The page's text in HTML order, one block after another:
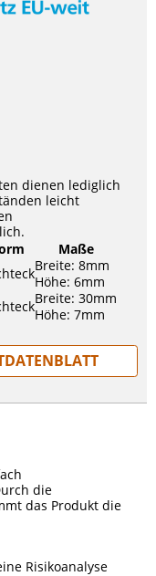
dienen lediglich
leicht
Maße
Breite: 8mm
Höhe: 6mm
Breite: 30mm
Höhe: 7mm
die
das Produkt die
Risikoanalyse